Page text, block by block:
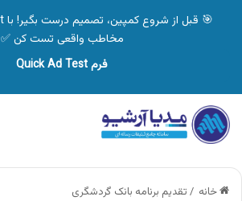
مخاطب واقعی تست کن ✅
فرم Quick Ad Test
خانه / تقدیم برنامه بانک گردشگری